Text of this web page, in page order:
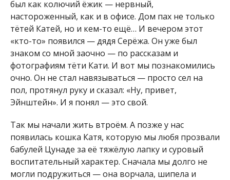
был как колючий ёжик — нервный,
настороженный, как и в офисе. Дом пах не только
тётей Катей, но и кем-то ещё… И вечером этот
«кто-то» появился — дядя Серёжа. Он уже был
знаком со мной заочно — по рассказам и
фотографиям тёти Кати. И вот мы познакомились
очно. Он не стал навязываться — просто сел на
пол, протянул руку и сказал: «Ну, привет,
Эйнштейн». И я понял — это свой.
Так мы начали жить втроём. А позже у нас
появилась кошка Катя, которую мы любя прозвали
бабулей Цунаде за её тяжёлую лапку и суровый
воспитательный характер. Сначала мы долго не
могли подружиться — она ворчала, шипела и